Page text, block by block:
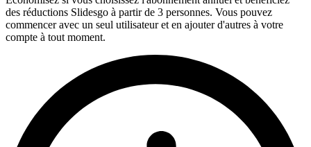
des réductions Slidesgo à partir de 3 personnes. Vous pouvez
commencer avec un seul utilisateur et en ajouter d'autres à votre
compte à tout moment.